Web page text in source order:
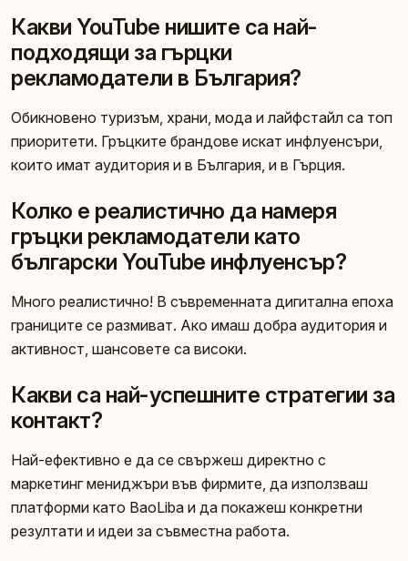
Какви YouTube нишите са най-
подходящи за гърцки
рекламодатели в България?
Обикновено туризъм, храни, мода и лайфстайл са топ
приоритети. Гръцките брандове искат инфлуенсъри,
които имат аудитория и в България, и в Гърция.
Колко е реалистично да намеря
гръцки рекламодатели като
български YouTube инфлуенсър?
Много реалистично! В съвременната дигитална епоха
границите се размиват. Ако имаш добра аудитория и
активност, шансовете са високи.
Какви са най-успешните стратегии за
контакт?
Най-ефективно е да се свържеш директно с
маркетинг мениджъри във фирмите, да използваш
платформи като BaoLiba и да покажеш конкретни
резултати и идеи за съвместна работа.